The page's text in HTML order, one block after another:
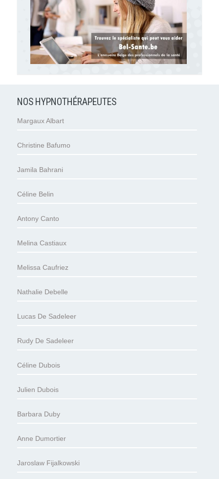
NOS HYPNOTHÉRAPEUTES
Margaux Albart
Christine Bafumo
Jamila Bahrani
Céline Belin
Antony Canto
Melina Castiaux
Melissa Caufriez
Nathalie Debelle
Lucas De Sadeleer
Rudy De Sadeleer
Céline Dubois
Julien Dubois
Barbara Duby
Anne Dumortier
Jaroslaw Fijalkowski